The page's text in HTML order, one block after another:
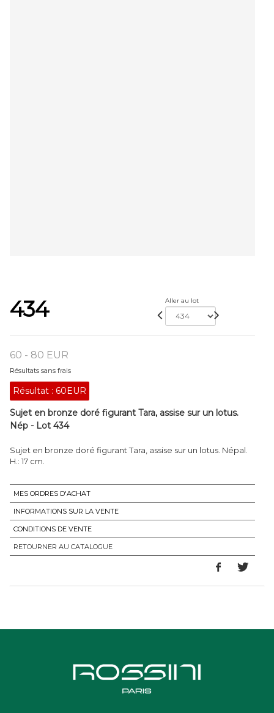
434 Aller au lot
60 - 80 EUR
Résultats sans frais
Résultat : 60EUR
Sujet en bronze doré figurant Tara, assise sur un lotus.
Nép - Lot 434
Sujet en bronze doré figurant Tara, assise sur un lotus. Népal.
H.: 17 cm.
MES ORDRES D'ACHAT
INFORMATIONS SUR LA VENTE
CONDITIONS DE VENTE
RETOURNER AU CATALOGUE